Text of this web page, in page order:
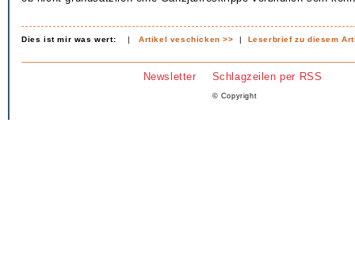
Dies ist mir was wert: |Artikel veschicken >> | Leserbrief zu diesem
Newsletter Schlagzeilen per RSS
© Copyright